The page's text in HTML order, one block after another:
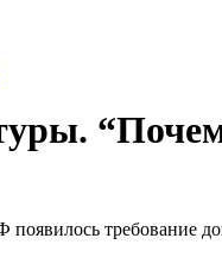
требование